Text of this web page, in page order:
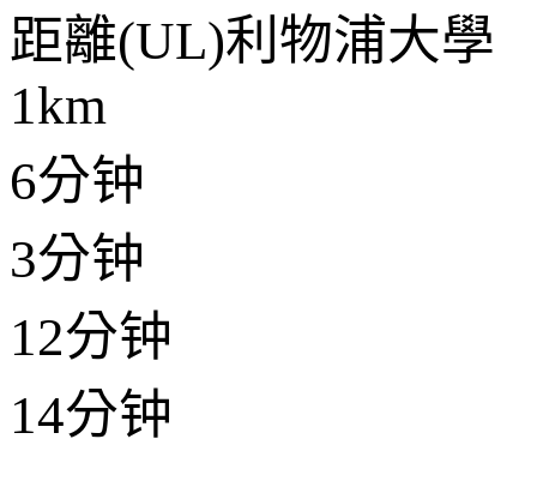
距離(UL)利物浦大學
1km
6分钟
3分钟
12分钟
14分钟